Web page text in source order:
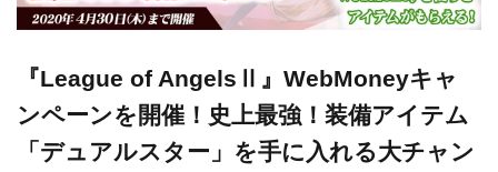
『League of AngelsⅡ』WebMoneyキャ
ンペーンを開催！史上最強！装備アイテム
「デュアルスター」を手に入れる大チャン